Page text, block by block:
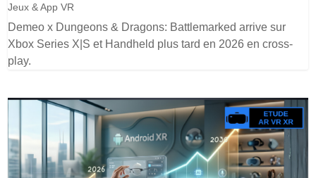
Jeux & App VR
Demeo x Dungeons & Dragons: Battlemarked arrive sur
Xbox Series X|S et Handheld plus tard en 2026 en cross-
play.